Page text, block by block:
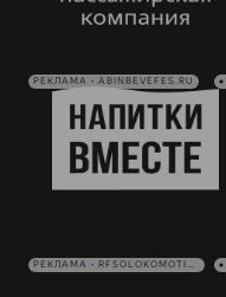
РЕКЛАМА • ABINBEVEFES.RU
РЕКЛАМА • RFSOLOKOMOTIV.RU